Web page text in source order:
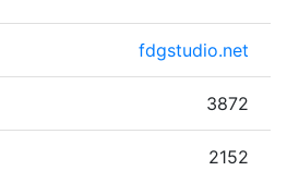
fdgstudio.net
3872
2152